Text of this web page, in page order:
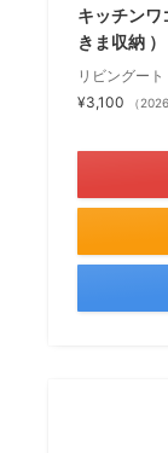
キッチンワ
きま収納 ）
リビングー
¥3,100
（